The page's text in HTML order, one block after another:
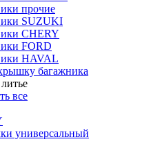
прочие
SUZUKI
CHERY
FORD
HAVAL
багажника
все
универсальный